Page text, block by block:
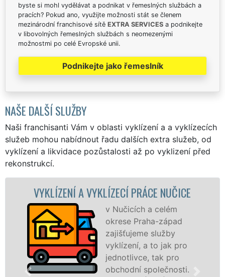
byste si mohl vydělávat a podnikat v řemeslných službách a
pracích? Pokud ano, využijte možnosti stát se členem
mezinárodní franchisové sítě EXTRA SERVICES a podnikejte
v libovolných řemeslných službách s neomezenými
možnostmi po celé Evropské unii.
Podnikejte jako řemeslník
NAŠE DALŠÍ SLUŽBY
Naši franchisanti Vám v oblasti vyklízení a a vyklízecích
služeb mohou nabídnout řadu dalších extra služeb, od
vyklízení a likvidace pozůstalosti až po vyklizení před
rekonstrukcí.
A VYKLÍZECÍ PRÁCE NUČICE
v Nučicích a celém
okrese Praha-západ
zajišťujeme služby
vyklízení, a to jak pro
jednotlivce, tak pro
obchodní společnosti.